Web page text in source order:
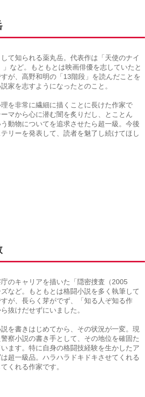
て知られる薬丸岳。代表作は「天使のナイ
」など。もともとは映画俳優を志していたと
が、高野和明の「13階段」を読んだことを
家を志すようになったとのこと。
を非常に繊細に描くことに長けた作家で
マから心に潜む闇を炙りだし、とことん
う動物についてを追求させたら超一級。今後
リーを発表して、読者を魅了し続けてほし
のキャリアを描いた「隠密捜査（2005
など。もともとは格闘小説を多く執筆して
が、長らく芽がでず、「知る人ぞ知る作
抜けだせずにいました。
を書きはじめてから、その状況が一変。現
察小説の書き手として、その地位を確固た
ます。特に自身の格闘技経験を生かしたア
超一級品。ハラハラドキドキさせてくれる
くれる作家です。